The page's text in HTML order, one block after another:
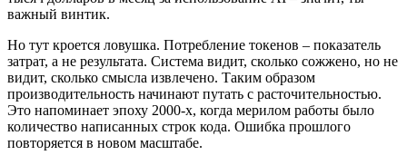
важный винтик.
Но тут кроется ловушка. Потребление токенов – показатель
затрат, а не результата. Система видит, сколько сожжено, но не
видит, сколько смысла извлечено. Таким образом
производительность начинают путать с расточительностью.
Это напоминает эпоху 2000-х, когда мерилом работы было
количество написанных строк кода. Ошибка прошлого
повторяется в новом масштабе.